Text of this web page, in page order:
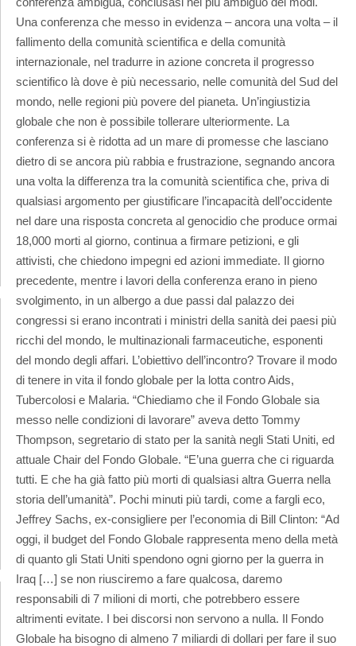
Una conferenza che messo in evidenza – ancora una volta – il
fallimento della comunità scientifica e della comunità
internazionale, nel tradurre in azione concreta il progresso
scientifico là dove è più necessario, nelle comunità del Sud del
mondo, nelle regioni più povere del pianeta. Un’ingiustizia
globale che non è possibile tollerare ulteriormente. La
conferenza si è ridotta ad un mare di promesse che lasciano
dietro di se ancora più rabbia e frustrazione, segnando ancora
una volta la differenza tra la comunità scientifica che, priva di
qualsiasi argomento per giustificare l’incapacità dell’occidente
nel dare una risposta concreta al genocidio che produce ormai
18,000 morti al giorno, continua a firmare petizioni, e gli
attivisti, che chiedono impegni ed azioni immediate. Il giorno
precedente, mentre i lavori della conferenza erano in pieno
svolgimento, in un albergo a due passi dal palazzo dei
congressi si erano incontrati i ministri della sanità dei paesi più
ricchi del mondo, le multinazionali farmaceutiche, esponenti
del mondo degli affari. L’obiettivo dell’incontro? Trovare il modo
di tenere in vita il fondo globale per la lotta contro Aids,
Tubercolosi e Malaria. “Chiediamo che il Fondo Globale sia
messo nelle condizioni di lavorare” aveva detto Tommy
Thompson, segretario di stato per la sanità negli Stati Uniti, ed
attuale Chair del Fondo Globale. “E’una guerra che ci riguarda
tutti. E che ha già fatto più morti di qualsiasi altra Guerra nella
storia dell’umanità”. Pochi minuti più tardi, come a fargli eco,
Jeffrey Sachs, ex-consigliere per l’economia di Bill Clinton: “Ad
oggi, il budget del Fondo Globale rappresenta meno della metà
di quanto gli Stati Uniti spendono ogni giorno per la guerra in
Iraq […] se non riusciremo a fare qualcosa, daremo
responsabili di 7 milioni di morti, che potrebbero essere
altrimenti evitate. I bei discorsi non servono a nulla. Il Fondo
Globale ha bisogno di almeno 7 miliardi di dollari per fare il suo